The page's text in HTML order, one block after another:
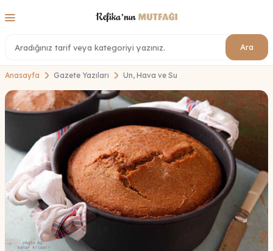
Ara
Anasayfa Gazete Yazıları Un, Hava ve Su